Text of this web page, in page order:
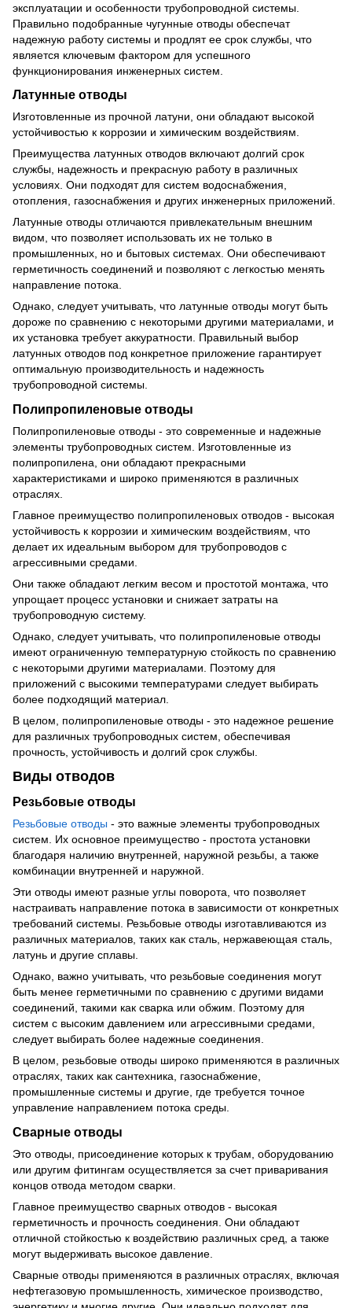
эксплуатации и особенности трубопроводной системы.
Правильно подобранные чугунные отводы обеспечат
надежную работу системы и продлят ее срок службы, что
является ключевым фактором для успешного
функционирования инженерных систем.
Латунные отводы
Изготовленные из прочной латуни, они обладают высокой
устойчивостью к коррозии и химическим воздействиям.
Преимущества латунных отводов включают долгий срок
службы, надежность и прекрасную работу в различных
условиях. Они подходят для систем водоснабжения,
отопления, газоснабжения и других инженерных приложений.
Латунные отводы отличаются привлекательным внешним
видом, что позволяет использовать их не только в
промышленных, но и бытовых системах. Они обеспечивают
герметичность соединений и позволяют с легкостью менять
направление потока.
Однако, следует учитывать, что латунные отводы могут быть
дороже по сравнению с некоторыми другими материалами, и
их установка требует аккуратности. Правильный выбор
латунных отводов под конкретное приложение гарантирует
оптимальную производительность и надежность
трубопроводной системы.
Полипропиленовые отводы
Полипропиленовые отводы - это современные и надежные
элементы трубопроводных систем. Изготовленные из
полипропилена, они обладают прекрасными
характеристиками и широко применяются в различных
отраслях.
Главное преимущество полипропиленовых отводов - высокая
устойчивость к коррозии и химическим воздействиям, что
делает их идеальным выбором для трубопроводов с
агрессивными средами.
Они также обладают легким весом и простотой монтажа, что
упрощает процесс установки и снижает затраты на
трубопроводную систему.
Однако, следует учитывать, что полипропиленовые отводы
имеют ограниченную температурную стойкость по сравнению
с некоторыми другими материалами. Поэтому для
приложений с высокими температурами следует выбирать
более подходящий материал.
В целом, полипропиленовые отводы - это надежное решение
для различных трубопроводных систем, обеспечивая
прочность, устойчивость и долгий срок службы.
Виды отводов
Резьбовые отводы
Резьбовые отводы - это важные элементы трубопроводных
систем. Их основное преимущество - простота установки
благодаря наличию внутренней, наружной резьбы, а также
комбинации внутренней и наружной.
Эти отводы имеют разные углы поворота, что позволяет
настраивать направление потока в зависимости от конкретных
требований системы. Резьбовые отводы изготавливаются из
различных материалов, таких как сталь, нержавеющая сталь,
латунь и другие сплавы.
Однако, важно учитывать, что резьбовые соединения могут
быть менее герметичными по сравнению с другими видами
соединений, такими как сварка или обжим. Поэтому для
систем с высоким давлением или агрессивными средами,
следует выбирать более надежные соединения.
В целом, резьбовые отводы широко применяются в различных
отраслях, таких как сантехника, газоснабжение,
промышленные системы и другие, где требуется точное
управление направлением потока среды.
Сварные отводы
Это отводы, присоединение которых к трубам, оборудованию
или другим фитингам осуществляется за счет приваривания
концов отвода методом сварки.
Главное преимущество сварных отводов - высокая
герметичность и прочность соединения. Они обладают
отличной стойкостью к воздействию различных сред, а также
могут выдерживать высокое давление.
Сварные отводы применяются в различных отраслях, включая
нефтегазовую промышленность, химическое производство,